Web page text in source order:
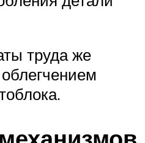
труда же